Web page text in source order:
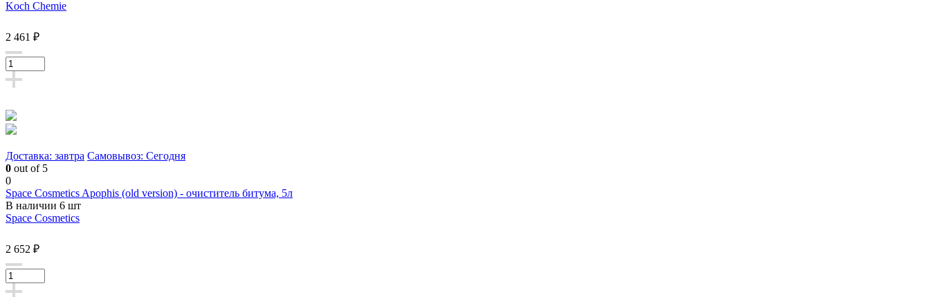
Koch Chemie
2 461 ₽
Доставка: завтра Самовывоз: Сегодня
0 out of 5
0
Space Cosmetics Apophis (old version) - очиститель битума, 5л
В наличии 6 шт
Space Cosmetics
2 652 ₽